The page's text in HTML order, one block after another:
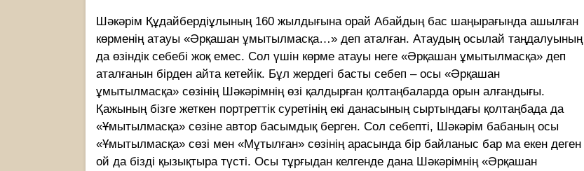
Шәкәрім Құдайбердіұлының 160 жылдығына орай Абайдың бас шаңырағында ашылған
көрменің атауы «Әрқашан ұмытылмасқа…» деп аталған. Атаудың осылай таңдалуының
да өзіндік себебі жоқ емес. Сол үшін көрме атауы неге «Әрқашан ұмытылмасқа» деп
аталғанын бірден айта кетейік. Бұл жердегі басты себеп – осы «Әрқашан
ұмытылмасқа» сөзінің Шәкәрімнің өзі қалдырған қолтаңбаларда орын алғандығы.
Қажының бізге жеткен портреттік суретінің екі данасының сыртындағы қолтаңбада да
«Ұмытылмасқа» сөзіне автор басымдық берген. Сол себепті, Шәкәрім бабаның осы
«Ұмытылмасқа» сөзі мен «Мұтылған» сөзінің арасында бір байланыс бар ма екен деген
ой да бізді қызықтыра түсті. Осы тұрғыдан келгенде дана Шәкәрімнің «Әрқашан